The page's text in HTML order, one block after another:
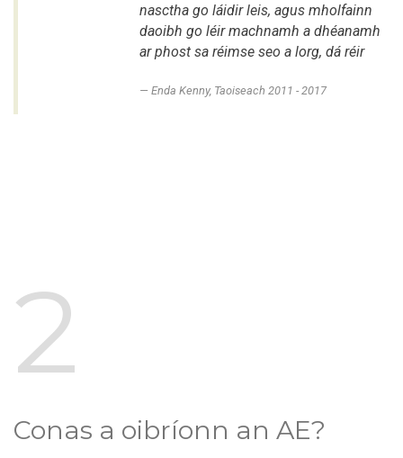
nasctha go láidir leis, agus mholfainn
daoibh go léir machnamh a dhéanamh
ar phost sa réimse seo a lorg, dá réir
Enda Kenny, Taoiseach 2011 - 2017
2
Conas a oibríonn an AE?